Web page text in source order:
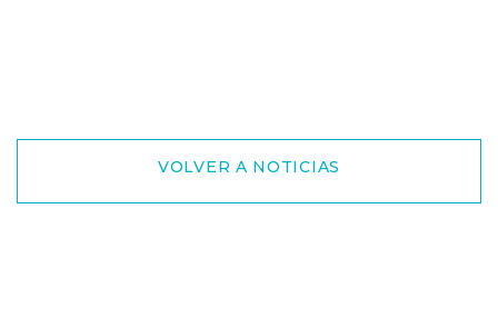
VOLVER A NOTICIAS